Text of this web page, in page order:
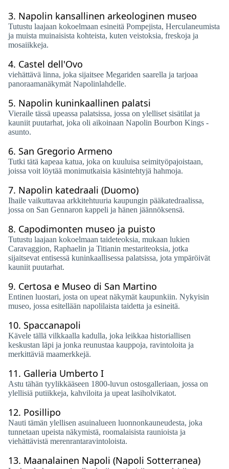
3. Napolin kansallinen arkeologinen museo
Tutustu laajaan kokoelmaan esineitä Pompejista, Herculaneumista
ja muista muinaisista kohteista, kuten veistoksia, freskoja ja
mosaiikkeja.
4. Castel dell'Ovo
viehättävä linna, joka sijaitsee Megariden saarella ja tarjoaa
panoraamanäkymät Napolinlahdelle.
5. Napolin kuninkaallinen palatsi
Vieraile tässä upeassa palatsissa, jossa on ylelliset sisätilat ja
kauniit puutarhat, joka oli aikoinaan Napolin Bourbon Kings -
asunto.
6. San Gregorio Armeno
Tutki tätä kapeaa katua, joka on kuuluisa seimityöpajoistaan,
joissa voit löytää monimutkaisia ​​käsintehtyjä hahmoja.
7. Napolin katedraali (Duomo)
Ihaile vaikuttavaa arkkitehtuuria kaupungin pääkatedraalissa,
jossa on San Gennaron kappeli ja hänen jäännöksensä.
8. Capodimonten museo ja puisto
Tutustu laajaan kokoelmaan taideteoksia, mukaan lukien
Caravaggion, Raphaelin ja Titianin mestariteoksia, jotka
sijaitsevat entisessä kuninkaallisessa palatsissa, jota ympäröivät
kauniit puutarhat.
9. Certosa e Museo di San Martino
Entinen luostari, josta on upeat näkymät kaupunkiin. Nykyisin
museo, jossa esitellään napolilaista taidetta ja esineitä.
10. Spaccanapoli
Kävele tällä vilkkaalla kadulla, joka leikkaa historiallisen
keskustan läpi ja jonka reunustaa kauppoja, ravintoloita ja
merkittäviä maamerkkejä.
11. Galleria Umberto I
Astu tähän tyylikkääseen 1800-luvun ostosgalleriaan, jossa on
ylellisiä putiikkeja, kahviloita ja upeat lasiholvikatot.
12. Posillipo
Nauti tämän ylellisen asuinalueen luonnonkauneudesta, joka
tunnetaan upeista näkymistä, roomalaisista raunioista ja
viehättävistä merenrantaravintoloista.
13. Maanalainen Napoli (Napoli Sotterranea)